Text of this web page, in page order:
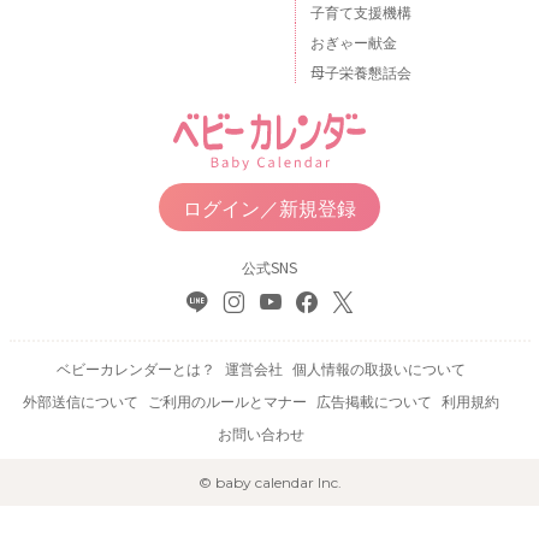
子育て支援機構
おぎゃー献金
母子栄養懇話会
ログイン／新規登録
公式SNS
ベビーカレンダーとは？ 運営会社 個人情報の取扱いについて
外部送信について ご利用のルールとマナー 広告掲載について 利用規約
お問い合わせ
© baby calendar Inc.